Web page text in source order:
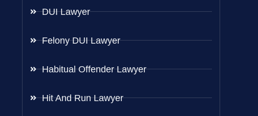
DUI Lawyer
Felony DUI Lawyer
Habitual Offender Lawyer
Hit And Run Lawyer